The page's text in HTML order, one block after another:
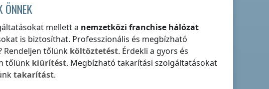
ÖNNEK
mellett a nemzetközi franchise hálózat
is biztosíthat. Professzionális és megbízható
Rendeljen tőlünk költöztetést. Érdekli a gyors és
tőlünk kiürítést. Megbízható takarítási szolgáltatásokat
takarítást.